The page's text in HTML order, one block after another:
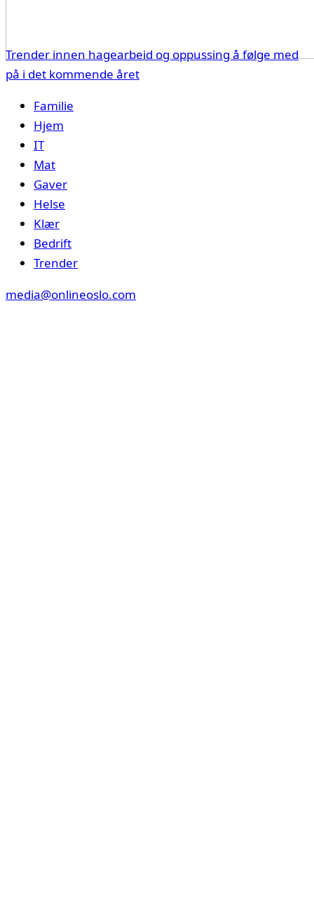
Trender innen hagearbeid og oppussing å følge med
på i det kommende året
Familie
Hjem
IT
Mat
Gaver
Helse
Klær
Bedrift
Trender
media@onlineoslo.com